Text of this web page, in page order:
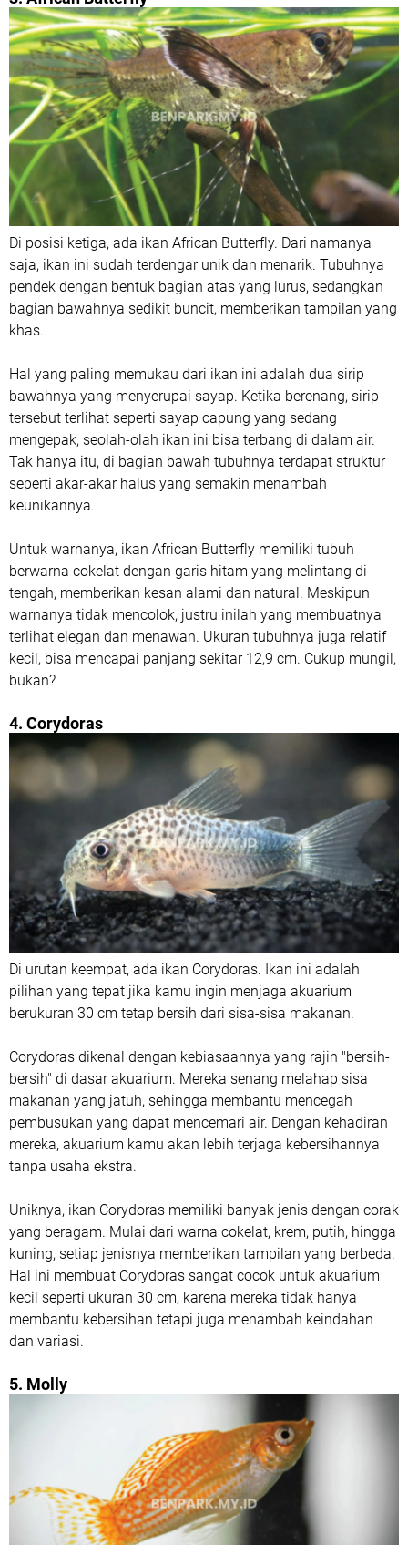
Di posisi ketiga, ada ikan African Butterfly. Dari namanya
saja, ikan ini sudah terdengar unik dan menarik. Tubuhnya
pendek dengan bentuk bagian atas yang lurus, sedangkan
bagian bawahnya sedikit buncit, memberikan tampilan yang
khas.
Hal yang paling memukau dari ikan ini adalah dua sirip
bawahnya yang menyerupai sayap. Ketika berenang, sirip
tersebut terlihat seperti sayap capung yang sedang
mengepak, seolah-olah ikan ini bisa terbang di dalam air.
Tak hanya itu, di bagian bawah tubuhnya terdapat struktur
seperti akar-akar halus yang semakin menambah
keunikannya.
Untuk warnanya, ikan African Butterfly memiliki tubuh
berwarna cokelat dengan garis hitam yang melintang di
tengah, memberikan kesan alami dan natural. Meskipun
warnanya tidak mencolok, justru inilah yang membuatnya
terlihat elegan dan menawan. Ukuran tubuhnya juga relatif
kecil, bisa mencapai panjang sekitar 12,9 cm. Cukup mungil,
bukan?
4. Corydoras
Di urutan keempat, ada ikan Corydoras. Ikan ini adalah
pilihan yang tepat jika kamu ingin menjaga akuarium
berukuran 30 cm tetap bersih dari sisa-sisa makanan.
Corydoras dikenal dengan kebiasaannya yang rajin "bersih-
bersih" di dasar akuarium. Mereka senang melahap sisa
makanan yang jatuh, sehingga membantu mencegah
pembusukan yang dapat mencemari air. Dengan kehadiran
mereka, akuarium kamu akan lebih terjaga kebersihannya
tanpa usaha ekstra.
Uniknya, ikan Corydoras memiliki banyak jenis dengan corak
yang beragam. Mulai dari warna cokelat, krem, putih, hingga
kuning, setiap jenisnya memberikan tampilan yang berbeda.
Hal ini membuat Corydoras sangat cocok untuk akuarium
kecil seperti ukuran 30 cm, karena mereka tidak hanya
membantu kebersihan tetapi juga menambah keindahan
dan variasi.
5. Molly